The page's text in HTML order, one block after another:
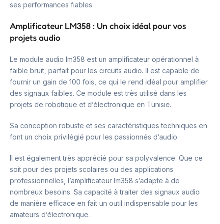
ses performances fiables.
Amplificateur LM358 : Un choix idéal pour vos
projets audio
Le module audio lm358 est un amplificateur opérationnel à
faible bruit, parfait pour les circuits audio. Il est capable de
fournir un gain de 100 fois, ce qui le rend idéal pour amplifier
des signaux faibles. Ce module est très utilisé dans les
projets de robotique et d’électronique en Tunisie.
Sa conception robuste et ses caractéristiques techniques en
font un choix privilégié pour les passionnés d’audio.
Il est également très apprécié pour sa polyvalence. Que ce
soit pour des projets scolaires ou des applications
professionnelles, l’amplificateur lm358 s’adapte à de
nombreux besoins. Sa capacité à traiter des signaux audio
de manière efficace en fait un outil indispensable pour les
amateurs d’électronique.